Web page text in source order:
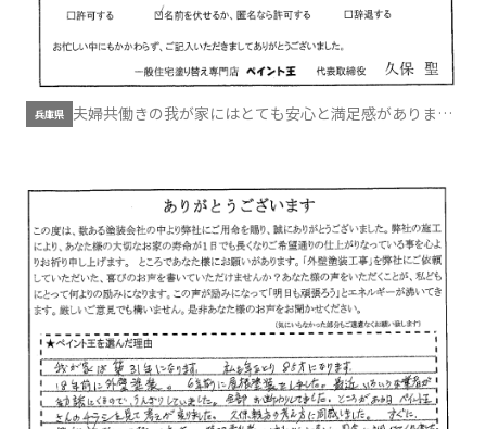
兵庫県
夫婦共働きの我が家にはとても安心と満足感がありまし